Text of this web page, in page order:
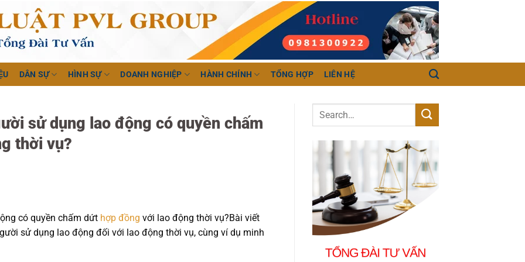
DÂN SỰ HÌNH SỰ DOANH NGHIỆP HÀNH CHÍNH TỔNG HỢP LIÊN HỆ
sử dụng lao động có quyền chấm
thời vụ?
có quyền chấm dứt hợp đồng với lao động thời vụ?Bài viết
sử dụng lao động đối với lao động thời vụ, cùng ví dụ minh